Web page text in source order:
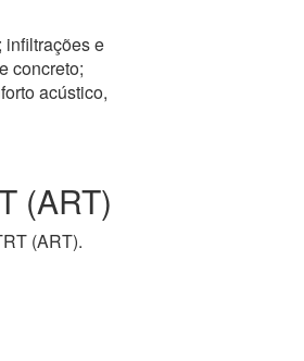
infiltrações e
concreto;
acústico,
(ART)
(ART).